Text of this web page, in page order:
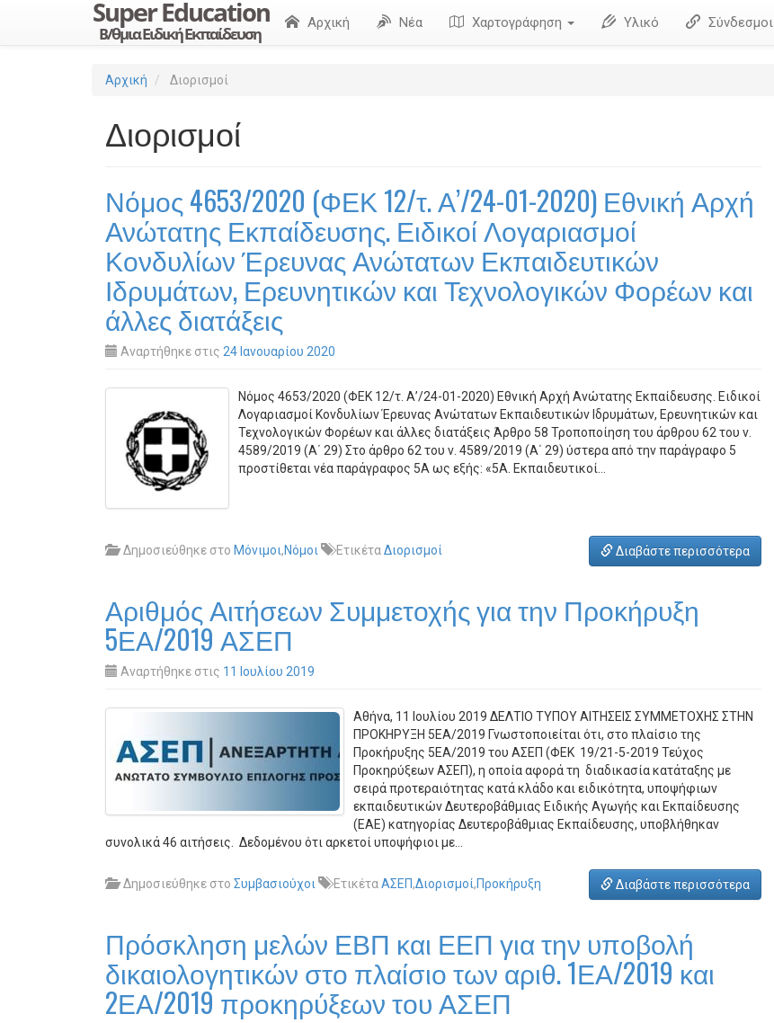
Αρχική Νέα Χαρτογράφηση Υλικό Σύνδεσμοι
Αρχική Διορισμοί
Διορισμοί
Νόμος 4653/2020 (ΦΕΚ 12/τ. Α’/24-01-2020) Εθνική Αρχή
Ανώτατης Εκπαίδευσης. Ειδικοί Λογαριασμοί
Κονδυλίων Έρευνας Ανώτατων Εκπαιδευτικών
Ιδρυμάτων, Ερευνητικών και Τεχνολογικών Φορέων και
άλλες διατάξεις
Αναρτήθηκε στις 24 Ιανουαρίου 2020
Νόμος 4653/2020 (ΦΕΚ 12/τ. Α’/24-01-2020) Εθνική Αρχή Ανώτατης Εκπαίδευσης. Ειδικοί
Λογαριασμοί Κονδυλίων Έρευνας Ανώτατων Εκπαιδευτικών Ιδρυμάτων, Ερευνητικών και
Τεχνολογικών Φορέων και άλλες διατάξεις Άρθρο 58 Τροποποίηση του άρθρου 62 του ν.
4589/2019 (Α΄ 29) Στο άρθρο 62 του ν. 4589/2019 (Α΄ 29) ύστερα από την παράγραφο 5
προστίθεται νέα παράγραφος 5Α ως εξής: «5Α. Εκπαιδευτικοί…
Διαβάστε περισσότερα
Δημοσιεύθηκε στο Μόνιμοι,Νόμοι Ετικέτα Διορισμοί
Αριθμός Αιτήσεων Συμμετοχής για την Προκήρυξη
5ΕΑ/2019 ΑΣΕΠ
Αναρτήθηκε στις 11 Ιουλίου 2019
Αθήνα, 11 Ιουλίου 2019 ΔΕΛΤΙΟ ΤΥΠΟΥ ΑΙΤΗΣΕΙΣ ΣΥΜΜΕΤΟΧΗΣ ΣΤΗΝ
ΠΡΟΚΗΡΥΞΗ 5ΕΑ/2019 Γνωστοποιείται ότι, στο πλαίσιο της
Προκήρυξης 5ΕΑ/2019 του ΑΣΕΠ (ΦΕΚ 19/21-5-2019 Τεύχος
Προκηρύξεων ΑΣΕΠ), η οποία αφορά τη διαδικασία κατάταξης με
σειρά προτεραιότητας κατά κλάδο και ειδικότητα, υποψήφιων
εκπαιδευτικών Δευτεροβάθμιας Ειδικής Αγωγής και Εκπαίδευσης
(ΕΑΕ) κατηγορίας Δευτεροβάθμιας Εκπαίδευσης, υποβλήθηκαν
συνολικά 46 αιτήσεις. Δεδομένου ότι αρκετοί υποψήφιοι με…
Διαβάστε περισσότερα
Δημοσιεύθηκε στο Συμβασιούχοι Ετικέτα ΑΣΕΠ,Διορισμοί,Προκήρυξη
Πρόσκληση μελών ΕΒΠ και ΕΕΠ για την υποβολή
δικαιολογητικών στο πλαίσιο των αριθ. 1ΕΑ/2019 και
2ΕΑ/2019 προκηρύξεων του ΑΣΕΠ